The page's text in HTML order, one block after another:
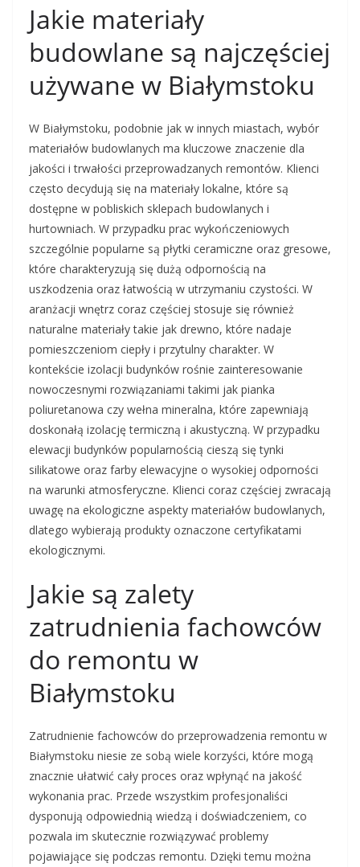
Jakie materiały
budowlane są najczęściej
używane w Białymstoku
W Białymstoku, podobnie jak w innych miastach, wybór
materiałów budowlanych ma kluczowe znaczenie dla
jakości i trwałości przeprowadzanych remontów. Klienci
często decydują się na materiały lokalne, które są
dostępne w pobliskich sklepach budowlanych i
hurtowniach. W przypadku prac wykończeniowych
szczególnie popularne są płytki ceramiczne oraz gresowe,
które charakteryzują się dużą odpornością na
uszkodzenia oraz łatwością w utrzymaniu czystości. W
aranżacji wnętrz coraz częściej stosuje się również
naturalne materiały takie jak drewno, które nadaje
pomieszczeniom ciepły i przytulny charakter. W
kontekście izolacji budynków rośnie zainteresowanie
nowoczesnymi rozwiązaniami takimi jak pianka
poliuretanowa czy wełna mineralna, które zapewniają
doskonałą izolację termiczną i akustyczną. W przypadku
elewacji budynków popularnością cieszą się tynki
silikatowe oraz farby elewacyjne o wysokiej odporności
na warunki atmosferyczne. Klienci coraz częściej zwracają
uwagę na ekologiczne aspekty materiałów budowlanych,
dlatego wybierają produkty oznaczone certyfikatami
ekologicznymi.
Jakie są zalety
zatrudnienia fachowców
do remontu w
Białymstoku
Zatrudnienie fachowców do przeprowadzenia remontu w
Białymstoku niesie ze sobą wiele korzyści, które mogą
znacznie ułatwić cały proces oraz wpłynąć na jakość
wykonania prac. Przede wszystkim profesjonaliści
dysponują odpowiednią wiedzą i doświadczeniem, co
pozwala im skutecznie rozwiązywać problemy
pojawiające się podczas remontu. Dzięki temu można